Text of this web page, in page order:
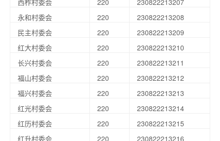
西柞村委会
220
230822213207
永和村委会
220
230822213208
民主村委会
220
230822213209
红大村委会
220
230822213210
长兴村委会
220
230822213211
福山村委会
220
230822213212
福兴村委会
220
230822213213
红光村委会
220
230822213214
红历村委会
220
230822213215
红升村委会
220 230822213216